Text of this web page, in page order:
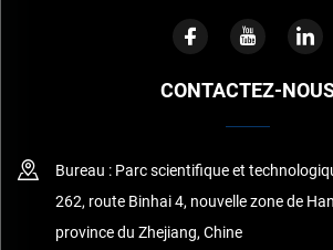
CONTACTEZ-
Bureau : Parc scientifique et
262, route Binhai 4, nouvelle zone de
province du Zhejiang, Chine